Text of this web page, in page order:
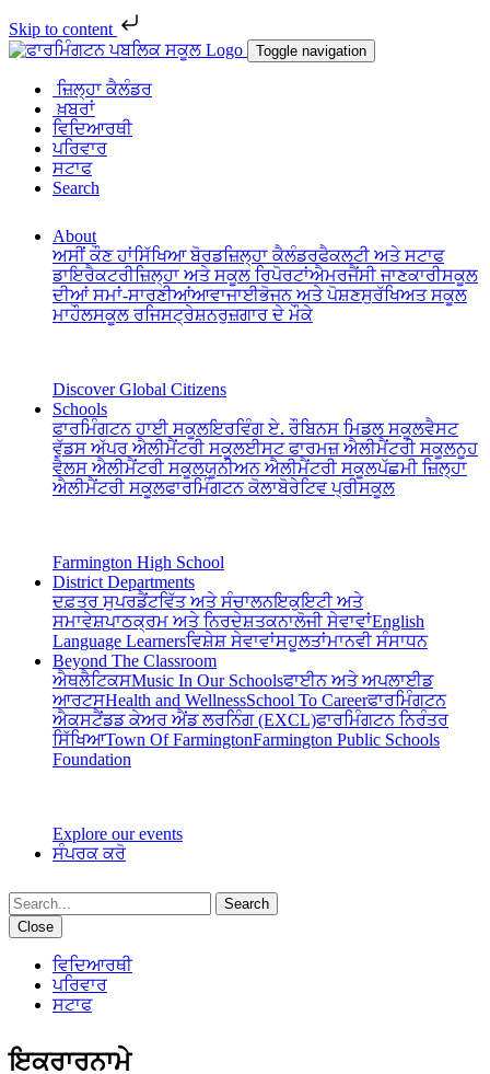
Skip to content
Toggle navigation
ਜ਼ਿਲ੍ਹਾ ਕੈਲੰਡਰ
ਖ਼ਬਰਾਂ
ਵਿਦਿਆਰਥੀ
ਪਰਿਵਾਰ
ਸਟਾਫ
Search
About
ਅਸੀਂ ਕੌਣ ਹਾਂਸਿੱਖਿਆ ਬੋਰਡਜ਼ਿਲ੍ਹਾ ਕੈਲੰਡਰਫੈਕਲਟੀ ਅਤੇ ਸਟਾਫ
ਡਾਇਰੈਕਟਰੀਜ਼ਿਲ੍ਹਾ ਅਤੇ ਸਕੂਲ ਰਿਪੋਰਟਾਂਐਮਰਜੈਂਸੀ ਜਾਣਕਾਰੀਸਕੂਲ
ਦੀਆਂ ਸਮਾਂ-ਸਾਰਣੀਆਂਆਵਾਜਾਈਭੋਜਨ ਅਤੇ ਪੋਸ਼ਣਸੁਰੱਖਿਅਤ ਸਕੂਲ
ਮਾਹੌਲਸਕੂਲ ਰਜਿਸਟ੍ਰੇਸ਼ਨਰੁਜ਼ਗਾਰ ਦੇ ਮੌਕੇ
Discover Global Citizens
Schools
ਫਾਰਮਿੰਗਟਨ ਹਾਈ ਸਕੂਲਇਰਵਿੰਗ ਏ. ਰੌਬਿਨਸ ਮਿਡਲ ਸਕੂਲਵੈਸਟ
ਵੁੱਡਸ ਅੱਪਰ ਐਲੀਮੈਂਟਰੀ ਸਕੂਲਈਸਟ ਫਾਰਮਜ਼ ਐਲੀਮੈਂਟਰੀ ਸਕੂਲਨੂਹ
ਵੈਲਸ ਐਲੀਮੈਂਟਰੀ ਸਕੂਲਯੂਨੀਅਨ ਐਲੀਮੈਂਟਰੀ ਸਕੂਲਪੱਛਮੀ ਜ਼ਿਲ੍ਹਾ
ਐਲੀਮੈਂਟਰੀ ਸਕੂਲਫਾਰਮਿੰਗਟਨ ਕੋਲਾਬੋਰੇਟਿਵ ਪ੍ਰੀਸਕੂਲ
Farmington High School
District Departments
ਦਫ਼ਤਰ ਸੁਪਰਡੈਂਟਵਿੱਤ ਅਤੇ ਸੰਚਾਲਨਇਕੁਇਟੀ ਅਤੇ
ਸਮਾਵੇਸ਼ਪਾਠਕ੍ਰਮ ਅਤੇ ਨਿਰਦੇਸ਼ਤਕਨਾਲੋਜੀ ਸੇਵਾਵਾਂEnglish
Language Learnersਵਿਸ਼ੇਸ਼ ਸੇਵਾਵਾਂਸਹੂਲਤਾਂਮਾਨਵੀ ਸੰਸਾਧਨ
Beyond The Classroom
ਐਥਲੈਟਿਕਸMusic In Our Schoolsਫਾਈਨ ਅਤੇ ਅਪਲਾਈਡ
ਆਰਟਸHealth and WellnessSchool To Careerਫਾਰਮਿੰਗਟਨ
ਐਕਸਟੈਂਡਡ ਕੇਅਰ ਐਂਡ ਲਰਨਿੰਗ (EXCL)ਫਾਰਮਿੰਗਟਨ ਨਿਰੰਤਰ
ਸਿੱਖਿਆTown Of FarmingtonFarmington Public Schools
Foundation
Explore our events
ਸੰਪਰਕ ਕਰੋ
Search
Close
ਵਿਦਿਆਰਥੀ
ਪਰਿਵਾਰ
ਸਟਾਫ
ਇਕਰਾਰਨਾਮੇ